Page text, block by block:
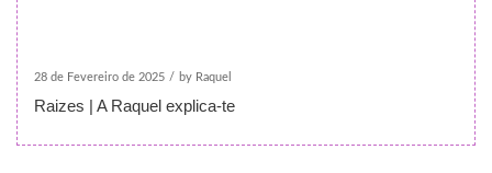
28 de Fevereiro de 2025 / by Raquel
Raizes | A Raquel explica-te